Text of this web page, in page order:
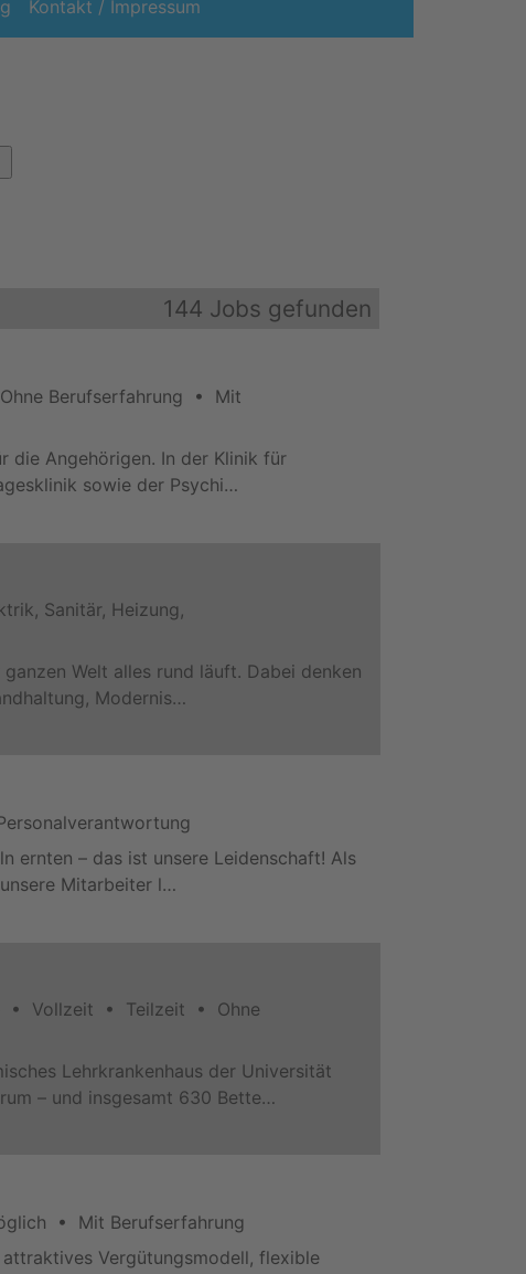
Kontakt / Impressum
144 Jobs gefunden
Berufserfahrung • Mit
die Angehörigen. In der Klinik für
sowie der Psychi…
Sanitär, Heizung,
Welt alles rund läuft. Dabei denken
Modernis…
ernten – das ist unsere Leidenschaft! Als
Mitarbeiter l…
• Vollzeit • Teilzeit • Ohne
Lehrkrankenhaus der Universität
– und insgesamt 630 Bette…
• Mit Berufserfahrung
Vergütungsmodell, flexible